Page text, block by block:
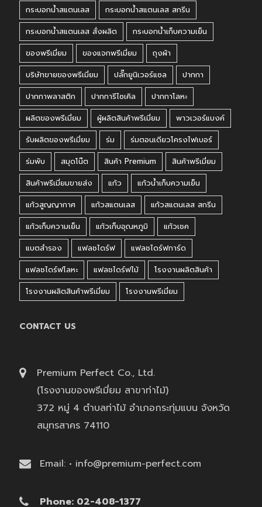
กระบอกน้ำสแตนเลส
กระบอกน้ำสแตนเลส สกรีน
กระบอกน้ำสแตนเลส สั่งผลิต
กระบอกน้ำเก็บความเย็น
ของพรีเมี่ยม
ของแจกพรีเมี่ยม
ถุงผ้า
บริษัทขายของพรีเมี่ยม
ปลั๊กยูนิเวอร์แซล
ปากกา
ปากกาพลาสติก
ปากการีไซเคิล
ปากกาโลหะ
ผลิตของพรีเมี่ยม
ผู้ผลิตสินค้าพรีเมี่ยม
พาวเวอร์แบงค์
รับผลิตของพรีเมี่ยม
ร่ม
ร่มตอนเดียวโครงไฟเบอร์
ร่มพับ
สมุดโน๊ต สินค้า Premium
สินค้าพรีเมี่ยม
สินค้าพรีเมี่ยมขายส่ง
แก้ว
แก้วน้ำเก็บความเย็น
แก้วสูญญากาศ
แก้วสแตนเลส
แก้วสแตนเลส สกรีน
แก้วเก็บความเย็น
แก้วเก็บอุณหภูมิ
แก้วเชค
แบตสำรอง
แฟลชไดร์ฟ
แฟลชไดร์ฟการ์ด
แฟลชไดร์ฟโลหะ
แฟลชไดร์ฟไม้
โรงงานผลิตสินค้า
โรงงานผลิตสินค้าพรีเมี่ยม
โรงงานพรีเมี่ยม
CONTACT US
Premium Perfect Co., Ltd.
(โรงงานของพรีเมี่ยม สาขาท่าไม้)
372 หมู่ 4 ตำบลท่าไม้ อำเภอกระทุ่มแบน จังหวัด
สมุทรสาคร 74110
Email: • info@premium-perfect.com
Phone: 02-408-1377